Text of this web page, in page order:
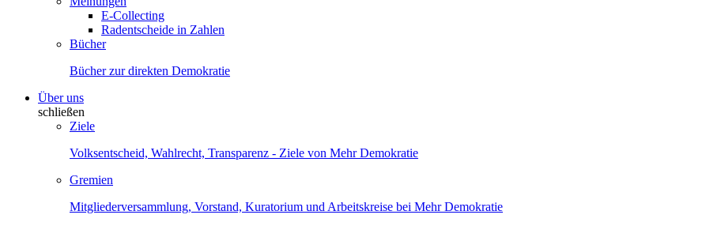
E-Collecting
Radentscheide in Zahlen
Bücher
Bücher zur direkten Demokratie
Über uns
schließen
Ziele
Volksentscheid, Wahlrecht, Transparenz - Ziele von Mehr Demokratie
Gremien
Mitgliederversammlung, Vorstand, Kuratorium und Arbeitskreise bei Mehr Demokratie